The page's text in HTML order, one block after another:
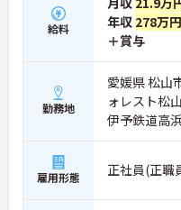
★おすすめPOINT★
【土日休み×残業月平均3
ンスを大切にできる環境です
・基本土日休みで年間休日
日勤のみのお仕事のため生
す
・毎月付与されるリフレッ
取得も可能でプライベート
・くるみん認定企業として
暇や育休取得実績など子育
給料
年収 278万
＋賞与
勤務地
愛媛県 松山
ォレスト松山
伊予鉄道高
雇用形態 正社員(正職